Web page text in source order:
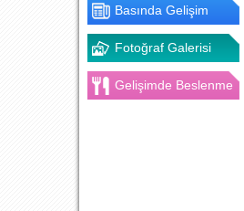
Basında Gelişim
Fotoğraf Galerisi
Gelişimde Beslenme